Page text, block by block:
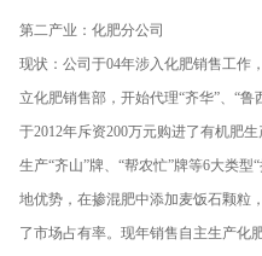
第二产业：化肥分公司
现状：公司于04年涉入化肥销售工作
立化肥销售部，开始代理“齐华”、“鲁
于2012年斥资200万元购进了有机肥
生产“齐山”牌、“帮农忙”牌等6大类
地优势，在掺混肥中添加麦饭石颗粒
了市场占有率。现年销售自主生产化